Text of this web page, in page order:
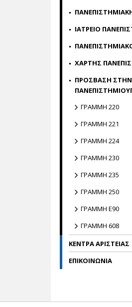
ΙΑΤΡΕΙΟ
ΧΑΡΤΗΣ
ΠΡΟΣΒΑΣΗ ΣΤΗΝ
ΓΡΑΜΜΗ 220
ΓΡΑΜΜΗ 221
ΓΡΑΜΜΗ 224
ΓΡΑΜΜΗ 230
ΓΡΑΜΜΗ 235
ΓΡΑΜΜΗ 250
ΓΡΑΜΜΗ E90
ΓΡΑΜΜΗ 608
ΚΕΝΤΡΑ ΑΡΙΣΤΕΙΑΣ
ΕΠΙΚΟΙΝΩΝΙΑ